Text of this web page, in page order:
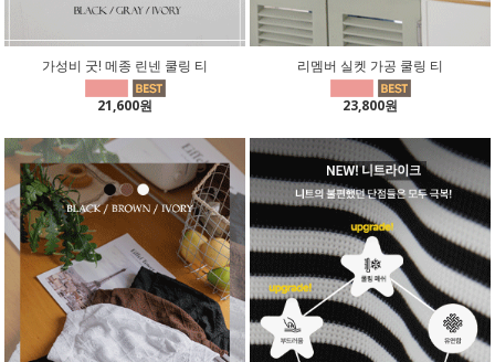
가성비 굿! 메종 린넨 쿨링 티
21,600원
리멤버 실켓 가공 쿨링 티
23,800원